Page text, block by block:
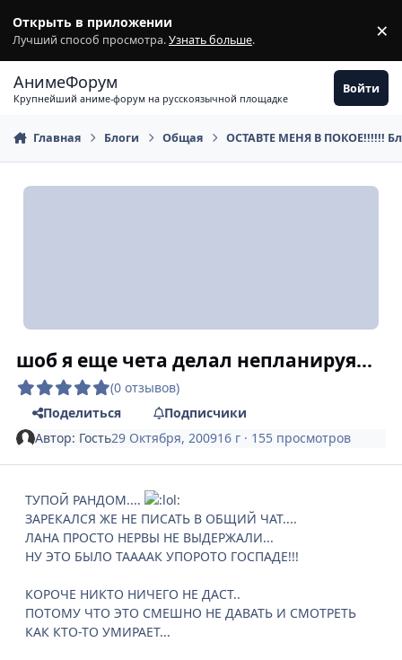
Открыть в приложении
Лучший способ просмотра.Узнать больше. ×
АнимеФорум
Крупнейший аниме-форум на русскоязычной площадке
Войти
Главная Блоги Общая ОСТАВТЕ МЕНЯ В ПОКОЕ!!!!!!
шоб я еще чета делал непланируя...
(0 отзывов)
Поделиться
Подписчики
Автор: Гость29 Октября, 200916 г · 155 просмотров
ТУПОЙ РАНДОМ....
ЗАРЕКАЛСЯ ЖЕ НЕ ПИСАТЬ В ОБЩИЙ ЧАТ....
ЛАНА ПРОСТО НЕРВЫ НЕ ВЫДЕРЖАЛИ...
НУ ЭТО БЫЛО ТААААК УПОРОТО ГОСПАДЕ!!!
КОРОЧЕ НИКТО НИЧЕГО НЕ ДАСТ..
ПОТОМУ ЧТО ЭТО СМЕШНО НЕ ДАВАТЬ И СМОТРЕТЬ
КАК КТО-ТО УМИРАЕТ...